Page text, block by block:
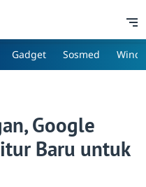
Gadget Sosmed
Google
Baru untuk